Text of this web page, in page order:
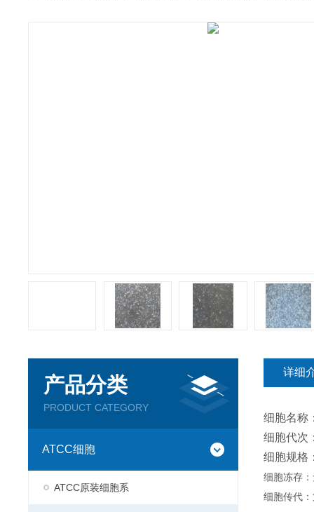
产品分类
PRODUCT CATEGORY
ATCC细胞
ATCC原装细胞系
详细
细胞名称
细胞代次
细胞规格
细胞冻存
细胞传代